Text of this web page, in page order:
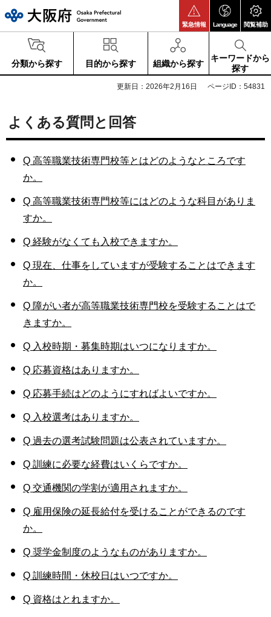
緊急情報 Language 閲覧補助
分類から探す 目的から探す 組織から探す
キーワードから
探す
更新日：2026年2月16日 ページID：54831
よくある質問と回答
Q 高等職業技術専門校等とはどのようなところです
か。
Q 高等職業技術専門校等にはどのような科目がありま
すか。
Q 経験がなくても入校できますか。
Q 現在、仕事をしていますが受験することはできます
か。
Q 障がい者が高等職業技術専門校を受験することはで
きますか。
Q 入校時期・募集時期はいつになりますか。
Q 応募資格はありますか。
Q 応募手続はどのようにすればよいですか。
Q 入校選考はありますか。
Q 過去の選考試験問題は公表されていますか。
Q 訓練に必要な経費はいくらですか。
Q 交通機関の学割が適用されますか。
Q 雇用保険の延長給付を受けることができるのです
か。
Q 奨学金制度のようなものがありますか。
Q 訓練時間・休校日はいつですか。
Q 資格はとれますか。